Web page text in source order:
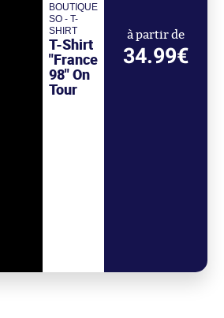
BOUTIQUE
SO - T-
SHIRT
T-Shirt
"France
98" On
Tour
à partir de
34.99€